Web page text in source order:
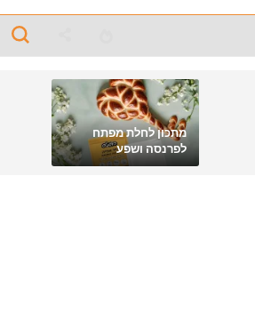
מתכון לחלת מפתח
לפרנסה ושפע